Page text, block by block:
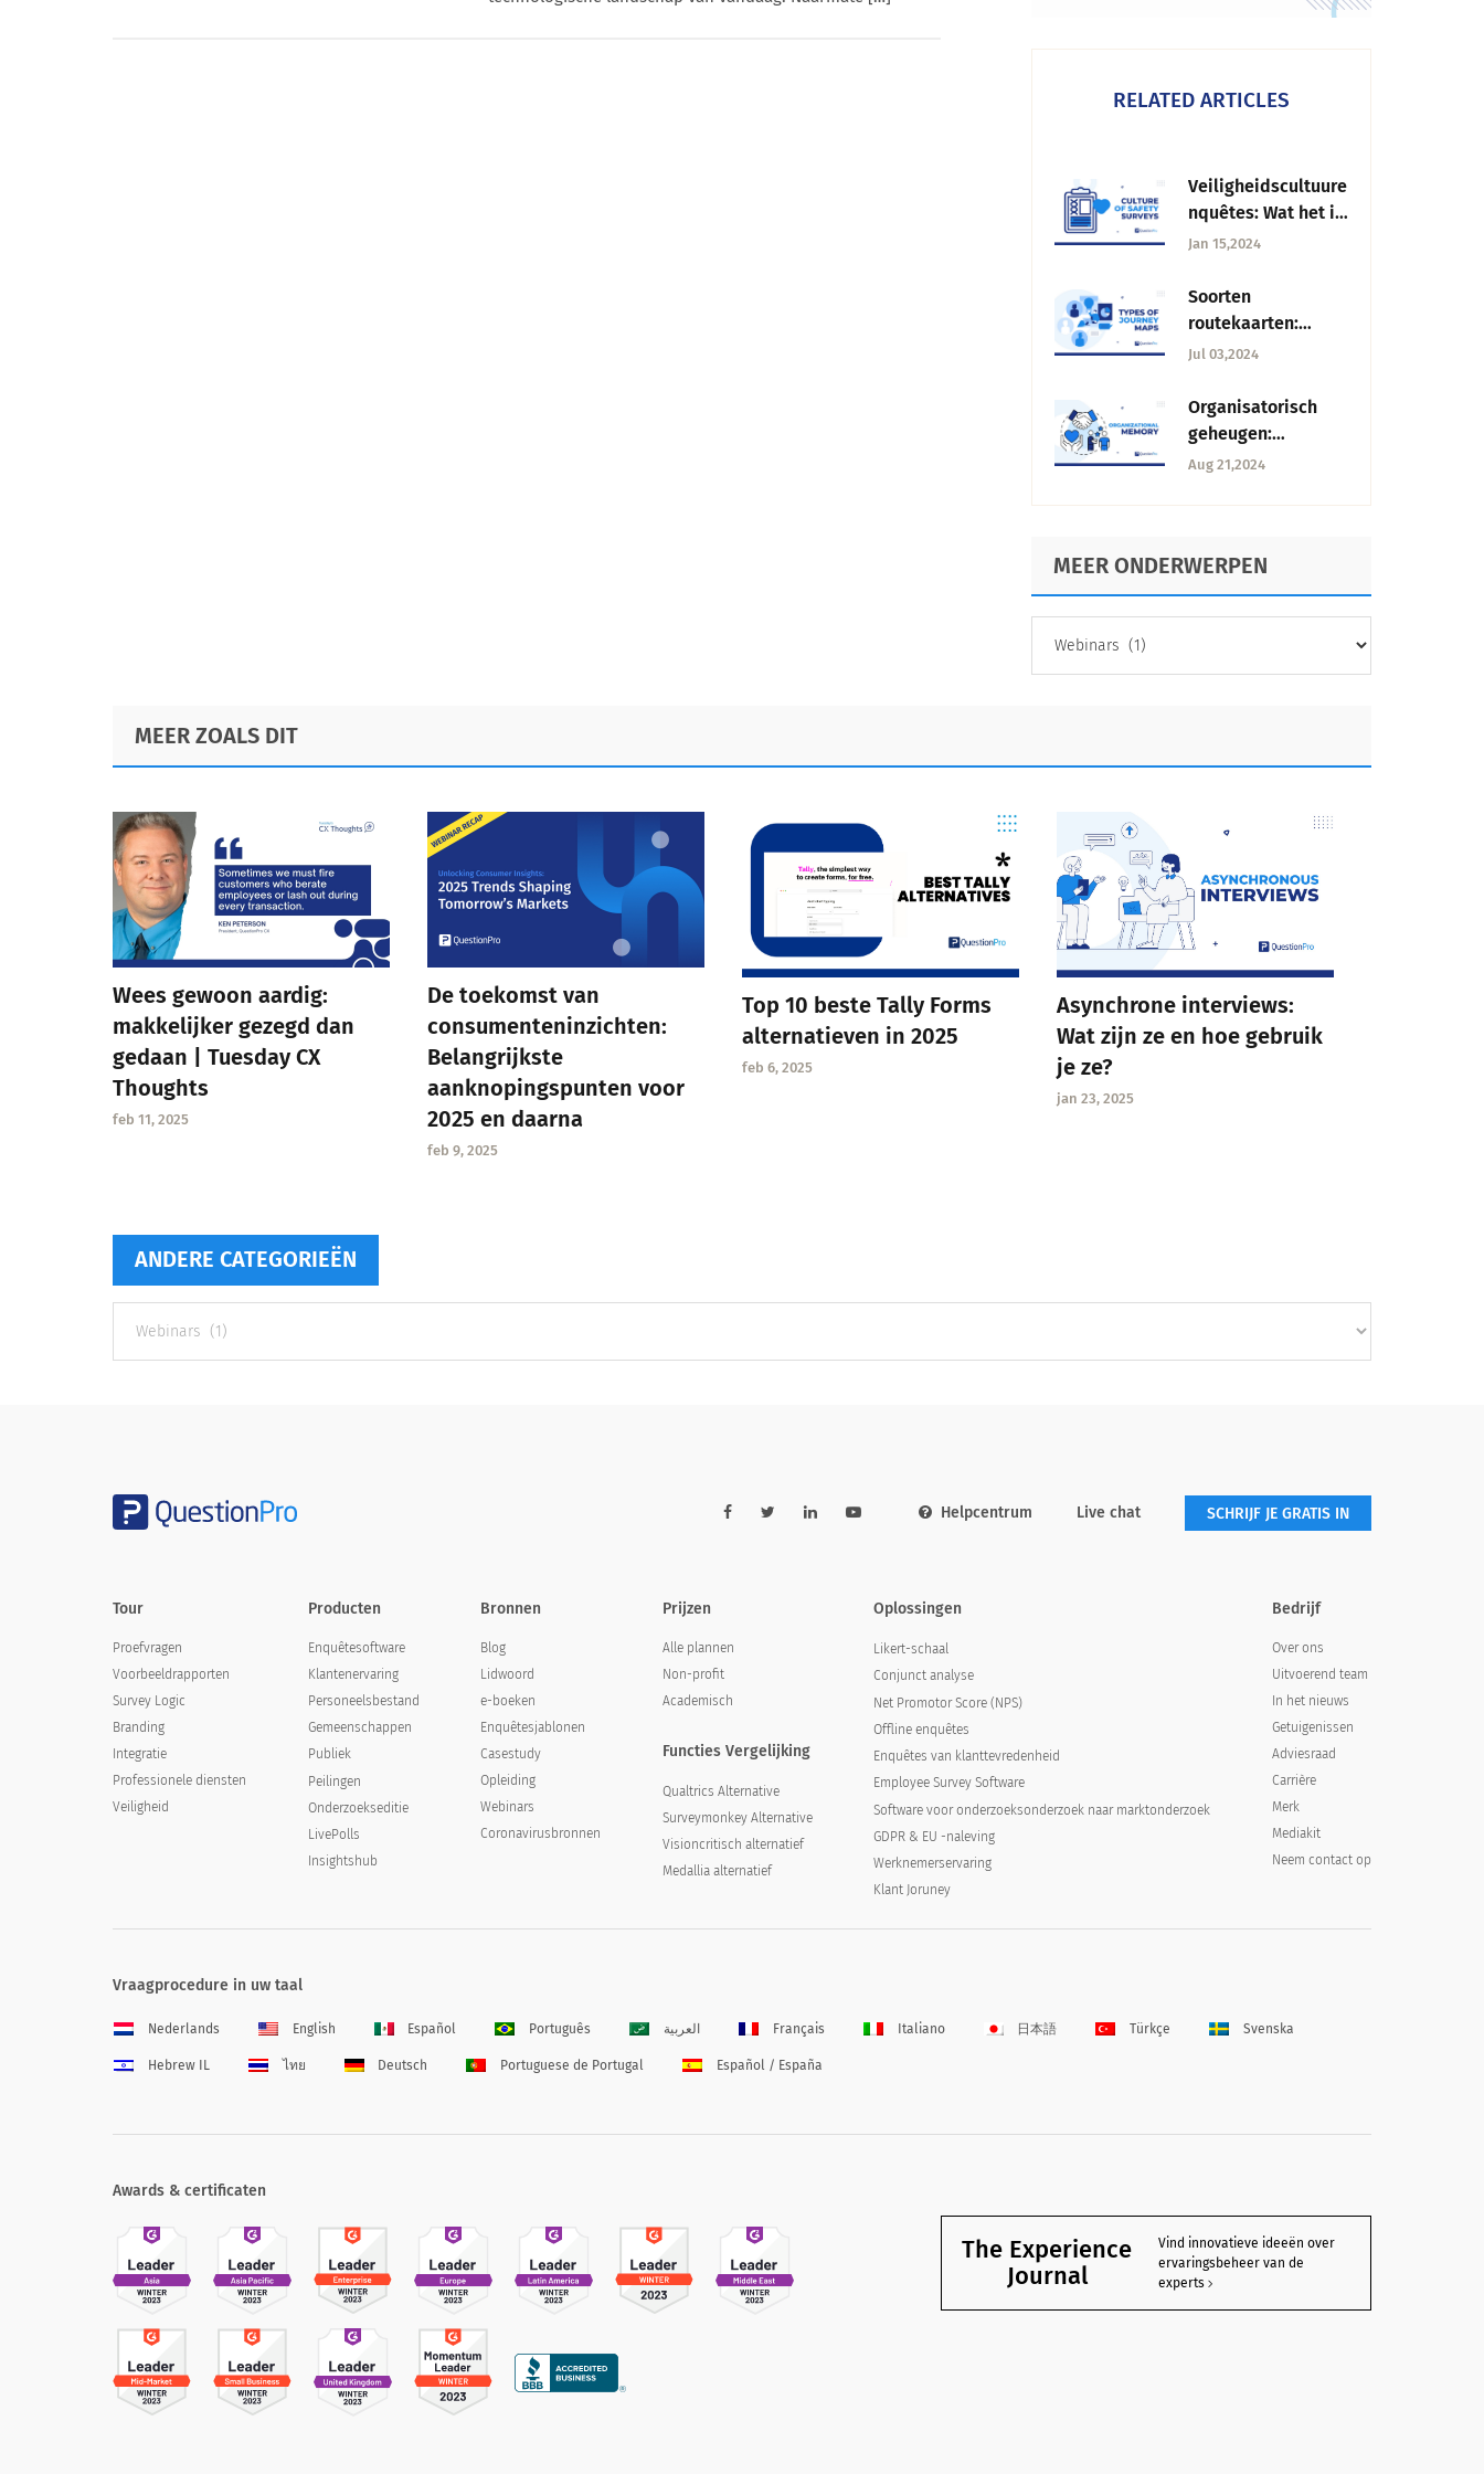
RELATED ARTICLES
Veiligheidscultuure
nquêtes: Wat het is,
Onderdelen +
Jan 15,2024
Soorten
routekaarten:
Navigeren door
Jul 03,2024
Organisatorisch
geheugen:
Strategieën voor
continuïteit
Aug 21,2024
MEER ONDERWERPEN
ONDERWERPEN
MEER ZOALS DIT
Wees gewoon aardig:
makkelijker gezegd dan
gedaan | Tuesday CX
Thoughts
feb 11, 2025
De toekomst van
consumenteninzichten:
Belangrijkste
aanknopingspunten voor
2025 en daarna
feb 9, 2025
Top 10 beste Tally Forms
alternatieven in 2025
feb 6, 2025
Asynchrone interviews:
Wat zijn ze en hoe gebruik
je ze?
jan 23, 2025
ANDERE CATEGORIEËN
categorieën
Helpcentrum Live chat SCHRIJF JE GRATIS IN
Tour
Proefvragen
Voorbeeldrapporten
Survey Logic
Branding
Integratie
Professionele diensten
Veiligheid
Producten
Enquêtesoftware
Klantenervaring
Personeelsbestand
Gemeenschappen
Publiek
Peilingen
Onderzoekseditie
LivePolls
Insightshub
Bronnen
Blog
Lidwoord
e-boeken
Enquêtesjablonen
Casestudy
Opleiding
Webinars
Coronavirusbronnen
Prijzen
Alle plannen
Non-profit
Academisch
Functies Vergelijking
Qualtrics Alternative
Surveymonkey Alternative
Visioncritisch alternatief
Medallia alternatief
Oplossingen
Likert-schaal
Conjunct analyse
Net Promotor Score (NPS)
Offline enquêtes
Enquêtes van klanttevredenheid
Employee Survey Software
Software voor onderzoeksonderzoek naar marktonderzoek
GDPR & EU -naleving
Werknemerservaring
Klant Joruney
Bedrijf
Over ons
Uitvoerend team
In het nieuws
Getuigenissen
Adviesraad
Carrière
Merk
Mediakit
Neem contact op
Vraagprocedure in uw taal
Nederlands English Español Português العربية Français Italiano 日本語 Türkçe Svenska
Hebrew IL ไทย Deutsch Portuguese de Portugal Español / España
Awards & certificaten
The Experience
Journal
Vind innovatieve ideeën over
ervaringsbeheer van de
experts